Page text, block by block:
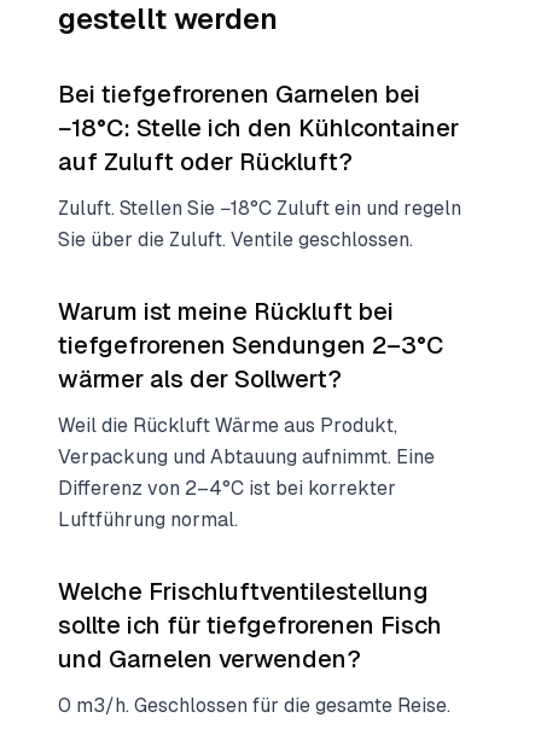
gestellt werden
Bei tiefgefrorenen Garnelen bei
−18°C: Stelle ich den Kühlcontainer
auf Zuluft oder Rückluft?
Zuluft. Stellen Sie −18°C Zuluft ein und regeln
Sie über die Zuluft. Ventile geschlossen.
Warum ist meine Rückluft bei
tiefgefrorenen Sendungen 2–3°C
wärmer als der Sollwert?
Weil die Rückluft Wärme aus Produkt,
Verpackung und Abtauung aufnimmt. Eine
Differenz von 2–4°C ist bei korrekter
Luftführung normal.
Welche Frischluftventilestellung
sollte ich für tiefgefrorenen Fisch
und Garnelen verwenden?
0 m3/h. Geschlossen für die gesamte Reise.